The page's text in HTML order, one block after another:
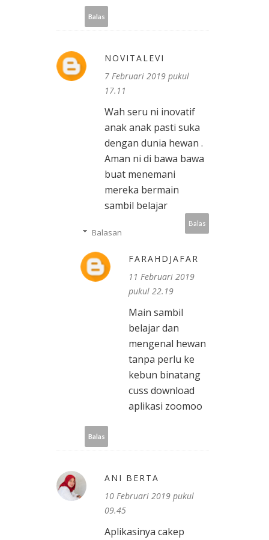
Balas
NOVITALEVI
7 Februari 2019 pukul
17.11
Wah seru ni inovatif
anak anak pasti suka
dengan dunia hewan .
Aman ni di bawa bawa
buat menemani
mereka bermain
sambil belajar
Balas
Balasan
FARAHDJAFAR
11 Februari 2019
pukul 22.19
Main sambil
belajar dan
mengenal hewan
tanpa perlu ke
kebun binatang
cuss download
aplikasi zoomoo
Balas
ANI BERTA
10 Februari 2019 pukul
09.45
Aplikasinya cakep